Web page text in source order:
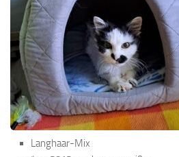
Langhaar-Mix